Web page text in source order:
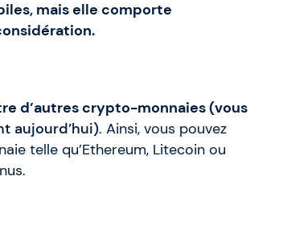
mais elle comporte
d’autres crypto-monnaies (vous
aujourd’hui). Ainsi, vous pouvez
telle qu’Ethereum, Litecoin ou